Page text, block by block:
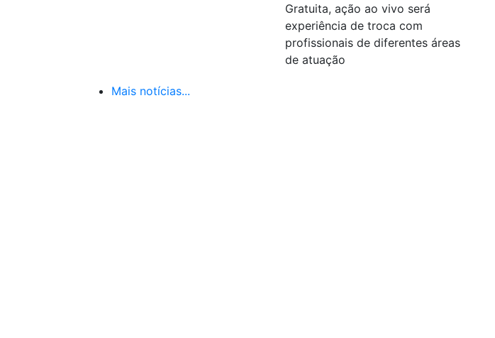
Gratuita, ação ao vivo será
experiência de troca com
profissionais de diferentes áreas
de atuação
Mais notícias...